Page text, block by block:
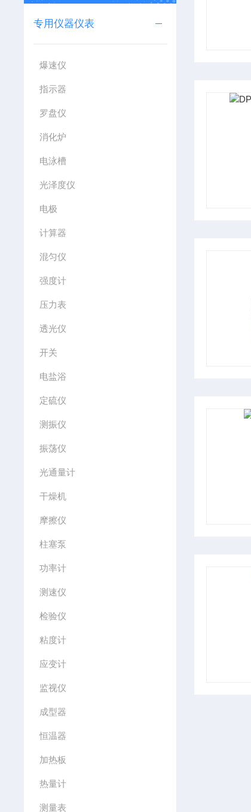
专用仪器仪表
爆速仪
指示器
罗盘仪
消化炉
电泳槽
光泽度仪
电极
计算器
混匀仪
强度计
压力表
透光仪
开关
电盐浴
定硫仪
测振仪
振荡仪
光通量计
干燥机
摩擦仪
柱塞泵
功率计
测速仪
检验仪
粘度计
应变计
监视仪
成型器
恒温器
加热板
热量计
测量表